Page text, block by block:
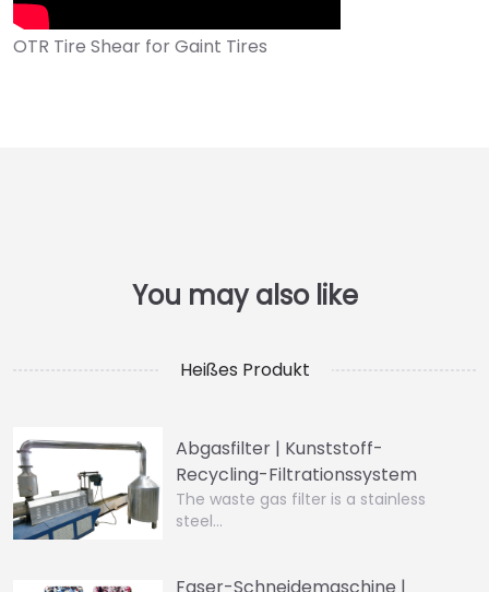
Heißes Produkt
Abgasfilter | Kunststoff-
Recycling-Filtrationssystem
The waste gas filter is a stainless
steel…